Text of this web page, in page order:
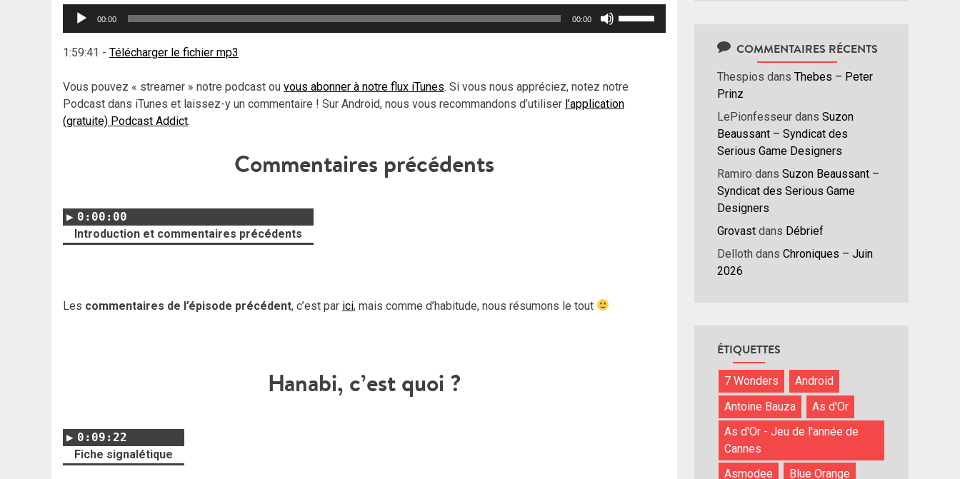
Lecteur
00:00 00:00
1:59:41 - Télécharger le fichier mp3
Vous pouvez « streamer » notre podcast ou vous abonner à notre flux iTunes. Si vous nous appréciez, notez notre
Podcast dans iTunes et laissez-y un commentaire ! Sur Android, nous vous recommandons d’utiliser l’application
(gratuite) Podcast Addict.
Commentaires précédents
0:00:00
Introduction et commentaires précédents
Les commentaires de l’épisode précédent, c’est par ici, mais comme d’habitude, nous résumons le tout
Hanabi, c’est quoi ?
0:09:22
Fiche signalétique
COMMENTAIRES RÉCENTS
Thespios dans Thebes – Peter
Prinz
LePionfesseur dans Suzon
Beaussant – Syndicat des
Serious Game Designers
Ramiro dans Suzon Beaussant –
Syndicat des Serious Game
Designers
Grovast dans Débrief
Delloth dans Chroniques – Juin
2026
ÉTIQUETTES
7 Wonders
Android
Antoine Bauza
As d'Or
As d'Or - Jeu de l'année de
Cannes
Asmodee
Blue Orange